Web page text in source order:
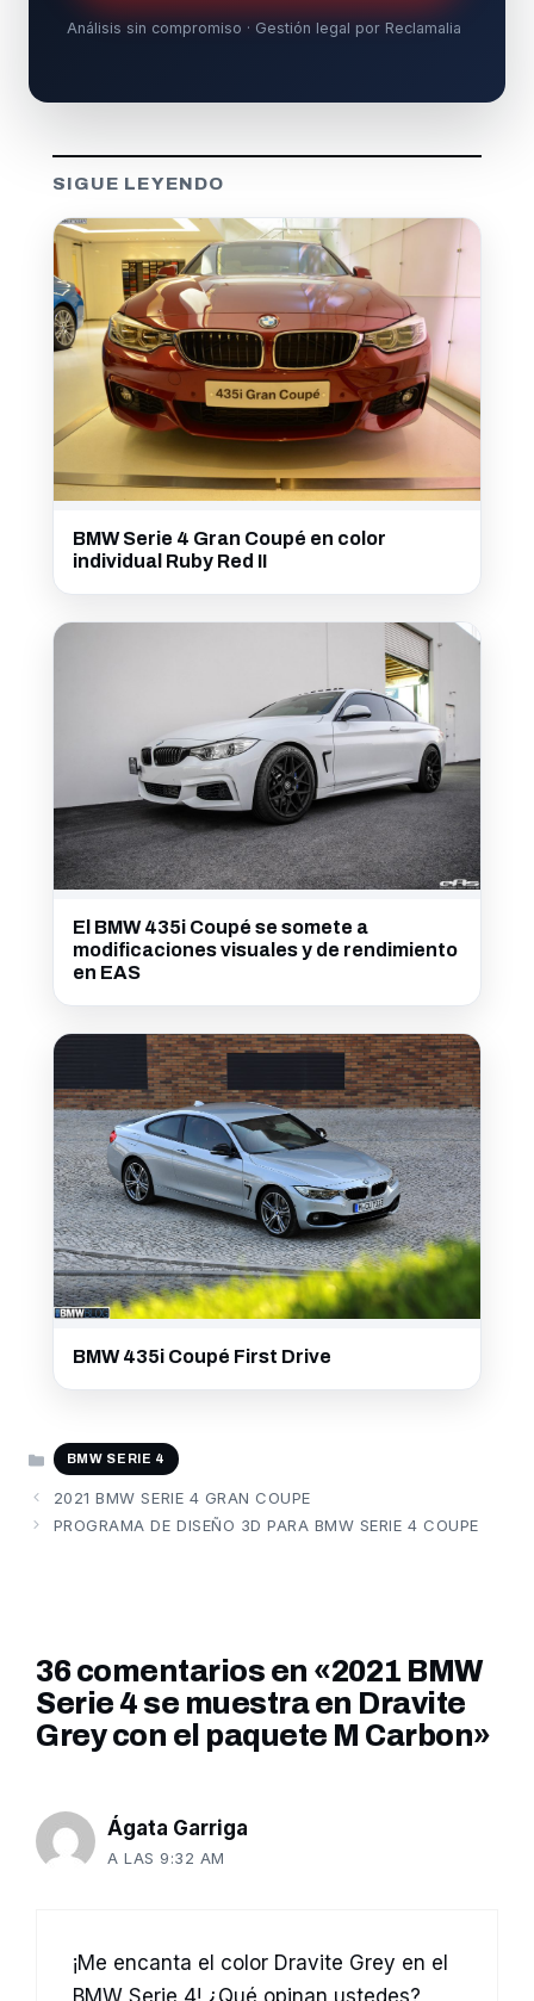
Análisis sin compromiso · Gestión legal por Reclamalia
SIGUE LEYENDO
BMW Serie 4 Gran Coupé en color
individual Ruby Red II
El BMW 435i Coupé se somete a
modificaciones visuales y de rendimiento
en EAS
BMW 435i Coupé First Drive
CATEGORÍAS
BMW SERIE 4
2021 BMW SERIE 4 GRAN COUPE
PROGRAMA DE DISEÑO 3D PARA BMW SERIE 4 COUPE
36 comentarios en «2021 BMW
Serie 4 se muestra en Dravite
Grey con el paquete M Carbon»
Ágata Garriga
A LAS 9:32 AM
¡Me encanta el color Dravite Grey en el